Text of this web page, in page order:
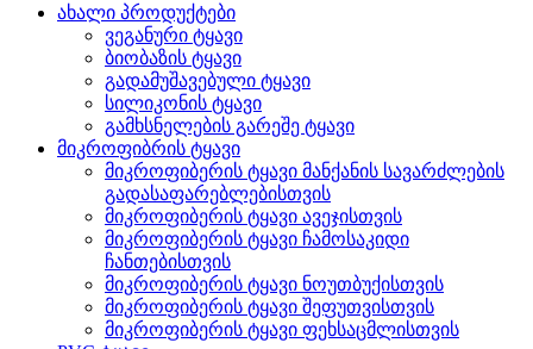
ახალი პროდუქტები
ვეგანური ტყავი
ბიობაზის ტყავი
გადამუშავებული ტყავი
სილიკონის ტყავი
გამხსნელების გარეშე ტყავი
მიკროფიბრის ტყავი
მიკროფიბერის ტყავი მანქანის სავარძლების
გადასაფარებლებისთვის
მიკროფიბერის ტყავი ავეჯისთვის
მიკროფიბერის ტყავი ჩამოსაკიდი
ჩანთებისთვის
მიკროფიბერის ტყავი ნოუთბუქისთვის
მიკროფიბერის ტყავი შეფუთვისთვის
მიკროფიბერის ტყავი ფეხსაცმლისთვის